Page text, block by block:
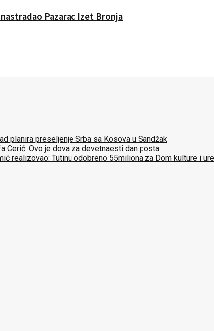
Pazarac Izet Bronja
planira preseljenje Srba sa Kosova u Sandžak
Cerić: Ovo je dova za devetnaesti dan posta
realizovao: Tutinu odobreno 55miliona za Dom kulture i